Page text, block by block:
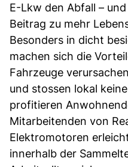
E-Lkw den Abfall –
Beitrag zu mehr
Besonders in dicht
machen sich die
Fahrzeuge
und stossen lokal
profitieren
Mitarbeitenden von
Elektromotoren
innerhalb der